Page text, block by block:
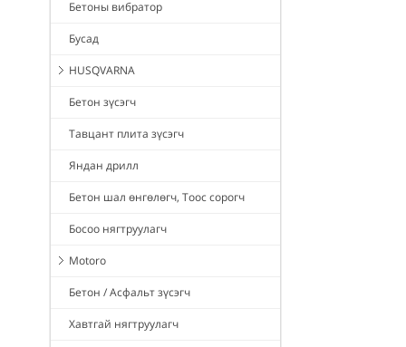
Бетоны вибратор
Бусад
HUSQVARNA
Бетон зүсэгч
Тавцант плита зүсэгч
Яндан дрилл
Бетон шал өнгөлөгч, Тоос сорогч
Босоо нягтруулагч
Motoro
Бетон / Асфальт зүсэгч
Хавтгай нягтруулагч